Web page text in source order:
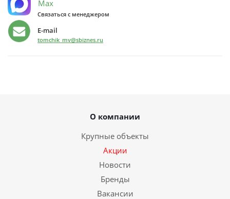
Max
Связаться с менеджером
E-mail
tomchik_mv@sbiznes.ru
О компании
Крупные объекты
Акции
Новости
Бренды
Вакансии